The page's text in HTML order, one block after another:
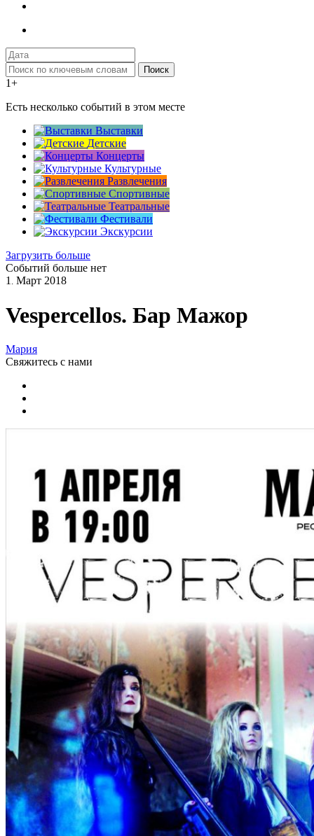
Поиск
1+
Есть несколько событий в этом месте
Выставки
Детские
Концерты
Культурные
Развлечения
Спортивные
Театральные
Фестивали
Экскурсии
Загрузить больше
Событий больше нет
1 . Март 2018
Vespercellos. Бар Мажор
Мария
Свяжитесь с нами